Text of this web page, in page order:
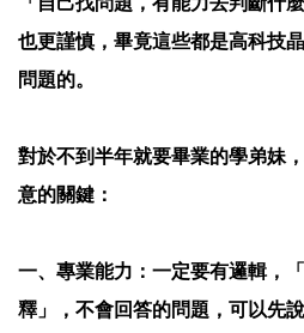
也更謹慎，畢竟這些都是高科技
問題的。
對於不到半年就要畢業的學弟妹
意的關鍵：
一、專業能力：一定要有邏輯，
釋」，不會回答的問題，可以先